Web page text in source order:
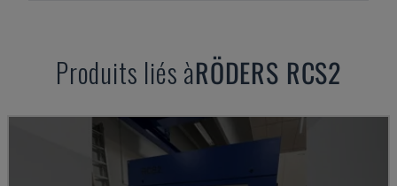
Produits liés àRÖDERS RCS2